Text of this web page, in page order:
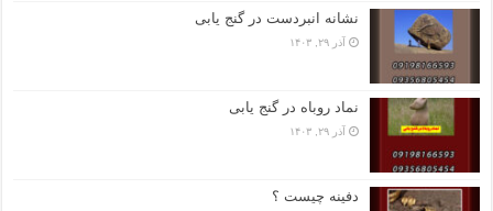
نشانه انبردست در گنج یابی
آذر ۲۹, ۱۴۰۳
نماد روباه در گنج یابی
آذر ۲۹, ۱۴۰۳
دفینه چیست ؟